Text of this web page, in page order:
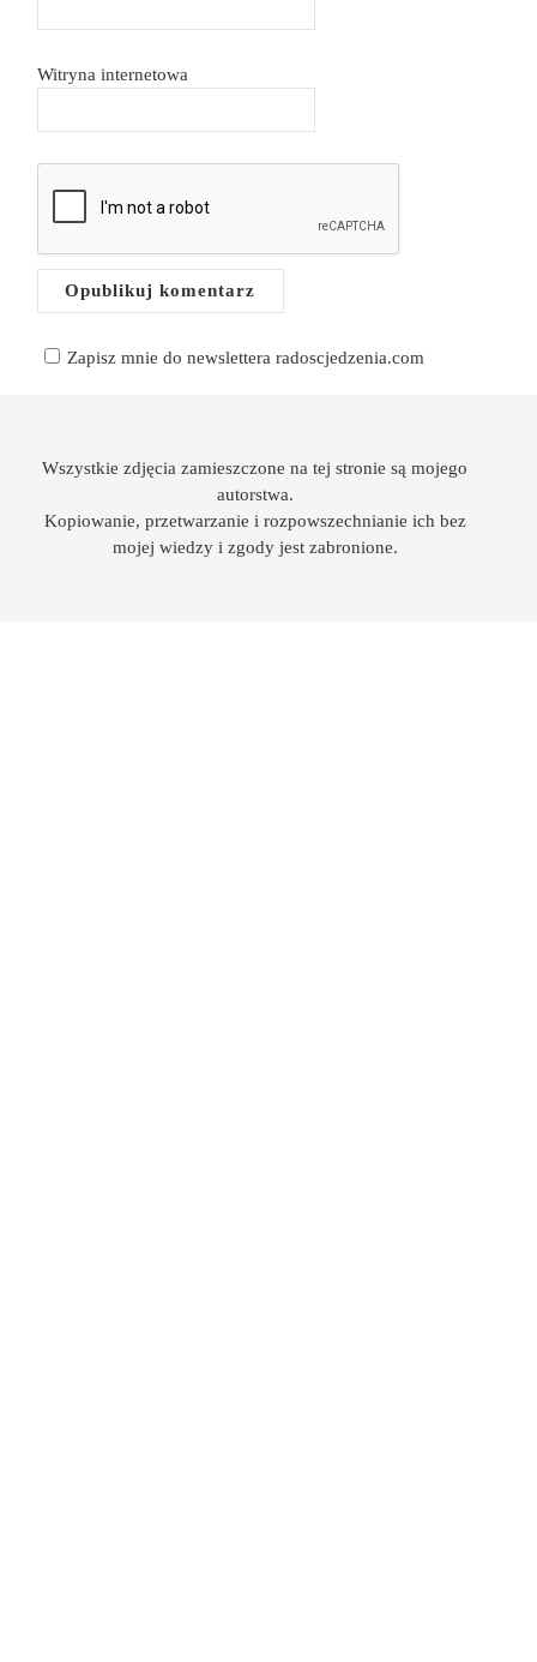
Witryna internetowa
Zapisz mnie do newslettera radoscjedzenia.com
Wszystkie zdjęcia zamieszczone na tej stronie są mojego
autorstwa.
Kopiowanie, przetwarzanie i rozpowszechnianie ich bez
mojej wiedzy i zgody jest zabronione.